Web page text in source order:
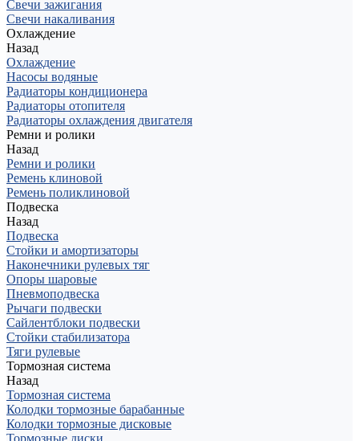
Свечи зажигания
Свечи накаливания
Охлаждение
Назад
Охлаждение
Насосы водяные
Радиаторы кондиционера
Радиаторы отопителя
Радиаторы охлаждения двигателя
Ремни и ролики
Назад
Ремни и ролики
Ремень клиновой
Ремень поликлиновой
Подвеска
Назад
Подвеска
Стойки и амортизаторы
Наконечники рулевых тяг
Опоры шаровые
Пневмоподвеска
Рычаги подвески
Сайлентблоки подвески
Стойки стабилизатора
Тяги рулевые
Тормозная система
Назад
Тормозная система
Колодки тормозные барабанные
Колодки тормозные дисковые
Тормозные диски